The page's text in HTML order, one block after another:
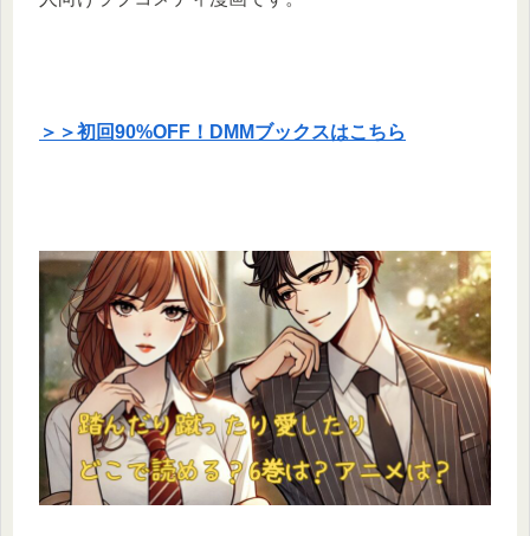
＞＞初回90%OFF！DMMブックスはこちら